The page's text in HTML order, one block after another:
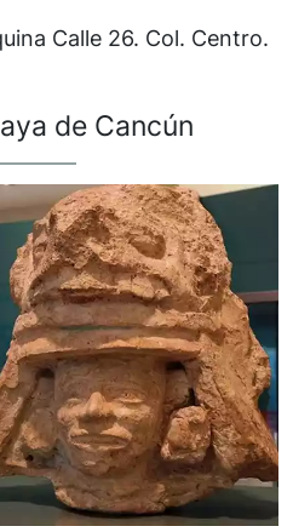
Calle 26. Col. Centro.
de Cancún